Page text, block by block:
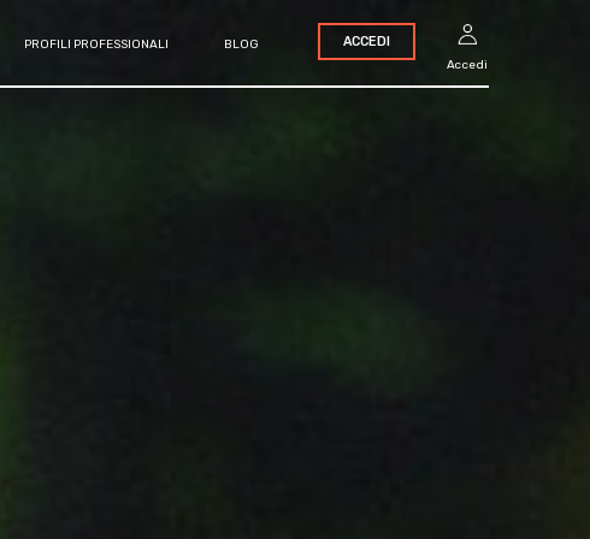
PROFILI PROFESSIONALI BLOG ACCEDI
Accedi